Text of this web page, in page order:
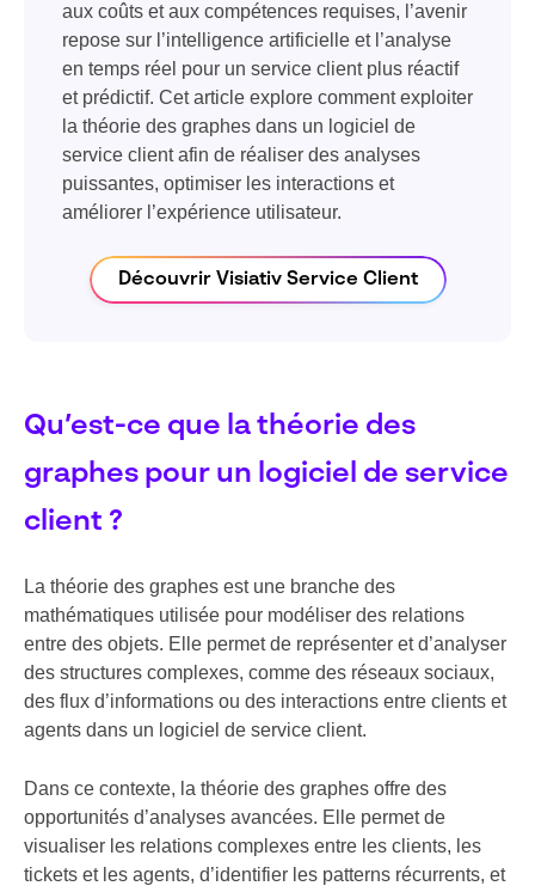
aux coûts et aux compétences requises, l’avenir
repose sur l’intelligence artificielle et l’analyse
en temps réel pour un service client plus réactif
et prédictif. Cet article explore comment exploiter
la théorie des graphes dans un logiciel de
service client afin de réaliser des analyses
puissantes, optimiser les interactions et
améliorer l’expérience utilisateur.
Découvrir Visiativ Service Client
Qu’est-ce que la théorie des
graphes pour un logiciel de service
client ?
La théorie des graphes est une branche des
mathématiques utilisée pour modéliser des relations
entre des objets. Elle permet de représenter et d’analyser
des structures complexes, comme des réseaux sociaux,
des flux d’informations ou des interactions entre clients et
agents dans un logiciel de service client.
Dans ce contexte, la théorie des graphes offre des
opportunités d’analyses avancées. Elle permet de
visualiser les relations complexes entre les clients, les
tickets et les agents, d’identifier les patterns récurrents, et